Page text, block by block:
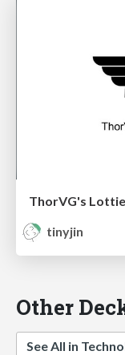
ThorVG's
tinyjin
Other
See All in